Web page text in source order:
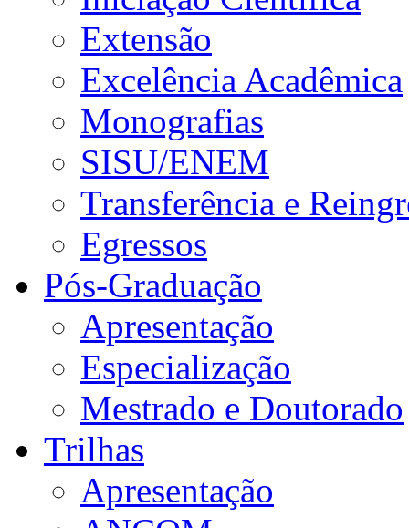
Extensão
Excelência Acadêmica
Monografias
SISU/ENEM
Transferência e
Egressos
Pós-Graduação
Apresentação
Especialização
Mestrado e Doutorado
Trilhas
Apresentação